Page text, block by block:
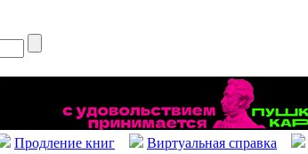
Продление книг Виртуальная справка